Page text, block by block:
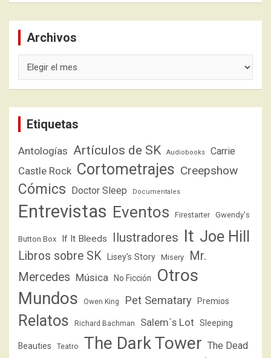
Archivos
Etiquetas
Antologías Artículos de SK Audiobooks Carrie
Castle Rock Cortometrajes Creepshow
Cómics Doctor Sleep Documentales
Entrevistas Eventos Firestarter Gwendy's
Button Box If It Bleeds Ilustradores It Joe Hill
Libros sobre SK Lisey's Story Misery
Mr.
Mercedes Música No Ficción
Otros
Mundos
Owen King Pet Sematary Premios
Relatos Richard Bachman Salem´s Lot Sleeping
Beauties Teatro The Dark Tower The Dead